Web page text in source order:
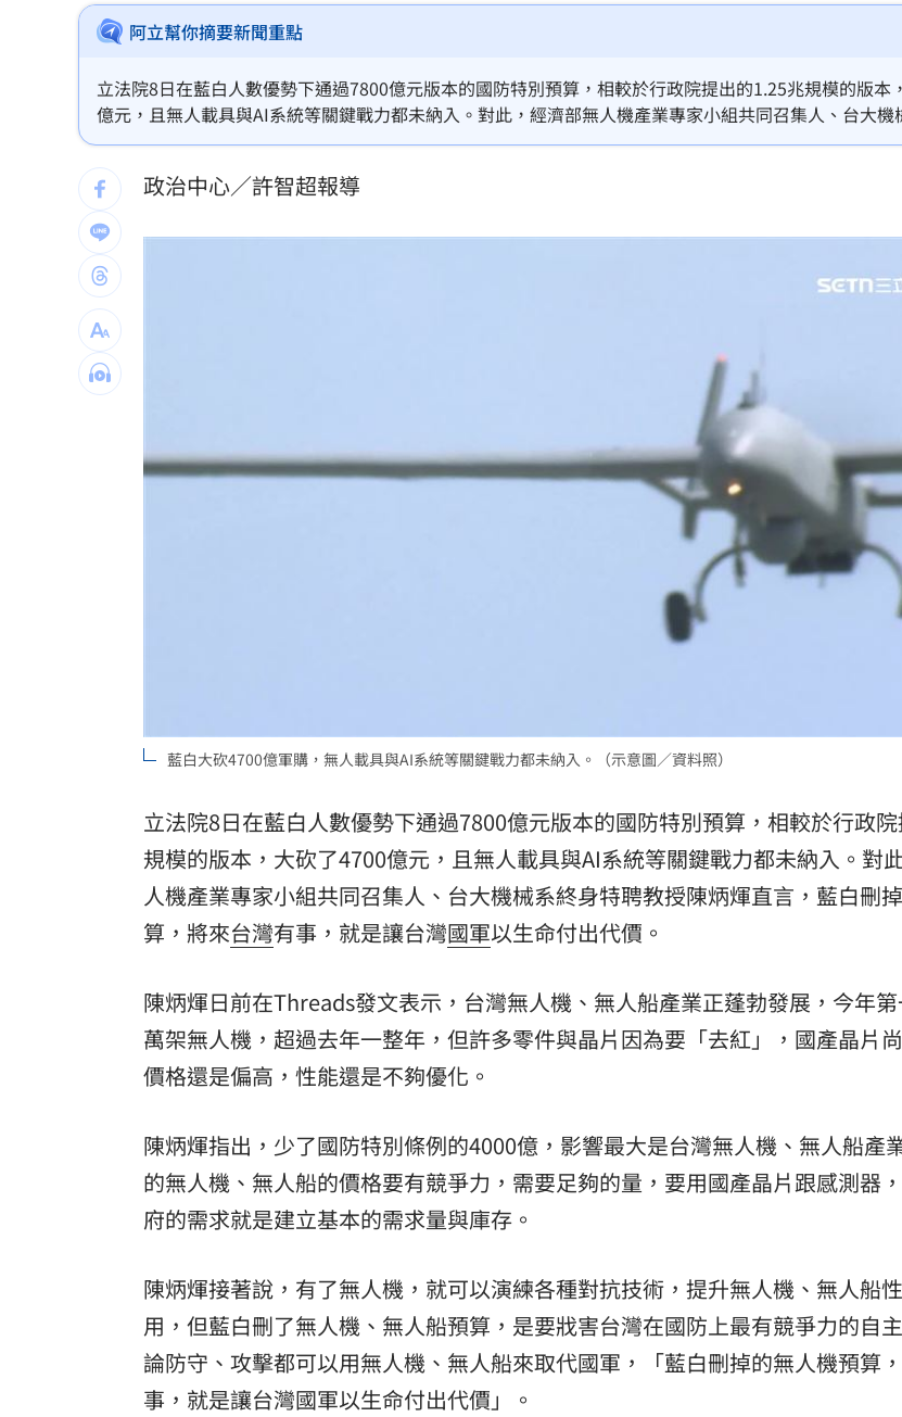
基隆房仲淹水控回覆不實 公所：門牌誤會
星二代闖好聲音挨轟 歌手親姊心疼發聲了 18:13
42歲情色片女星閃嫁 對象是前職棒投手
波克夏出手 砸百億美元投資Alphabet 18:12
LIVE三立+24小時直播 15:27
8國球員齊聚高雄 Formosa 7s掀足球熱潮 10:00
阿立幫你摘要新聞重點
立法院8日在藍白人數優勢下通過7800億元版本的國防特別預算，相較於行政院提出的1.25兆規模的版本
億元，且無人載具與AI系統等關鍵戰力都未納入。對此，經濟部無人機產業專家小組共同召集人、台大機
教授陳炳煇直言，藍白刪掉的無人機預算，將來台灣有事，就是讓台灣國軍以生命付出代價。
政治中心／許智超報導
藍白大砍4700億軍購，無人載具與AI系統等關鍵戰力都未納入。（示意圖／資料照）
立法院8日在藍白人數優勢下通過7800億元版本的國防特別預算，相較於行政
規模的版本，大砍了4700億元，且無人載具與AI系統等關鍵戰力都未納入。對
人機產業專家小組共同召集人、台大機械系終身特聘教授陳炳煇直言，藍白刪
算，將來台灣有事，就是讓台灣國軍以生命付出代價。
陳炳煇日前在Threads發文表示，台灣無人機、無人船產業正蓬勃發展，今年
萬架無人機，超過去年一整年，但許多零件與晶片因為要「去紅」，國產晶片
價格還是偏高，性能還是不夠優化。
陳炳煇指出，少了國防特別條例的4000億，影響最大是台灣無人機、無人船產
的無人機、無人船的價格要有競爭力，需要足夠的量，要用國產晶片跟感測器
府的需求就是建立基本的需求量與庫存。
陳炳煇接著說，有了無人機，就可以演練各種對抗技術，提升無人機、無人船
用，但藍白刪了無人機、無人船預算，是要戕害台灣在國防上最有競爭力的自
論防守、攻擊都可以用無人機、無人船來取代國軍，「藍白刪掉的無人機預算
事，就是讓台灣國軍以生命付出代價」。